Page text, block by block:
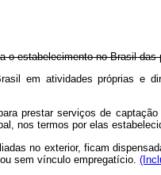
o estabelecimento no Brasil
em atividades próprias e
prestar serviços de
nos termos por elas
no exterior, ficam
sem vínculo empregatício.